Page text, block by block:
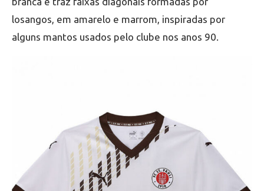
losangos, em amarelo e marrom, inspiradas por
alguns mantos usados pelo clube nos anos 90.